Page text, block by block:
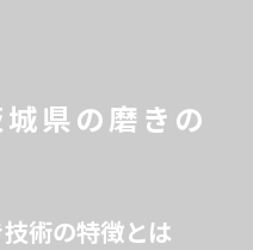
県の磨きの
術の特徴とは